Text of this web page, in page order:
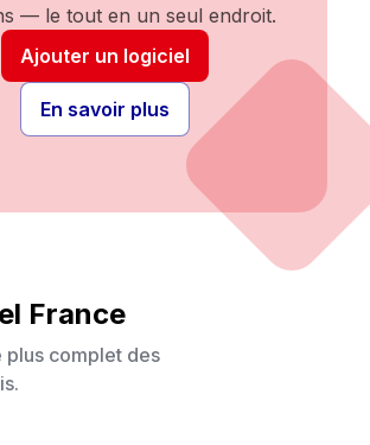
— le tout en un seul endroit.
Ajouter un logiciel
En savoir plus
France
complet des